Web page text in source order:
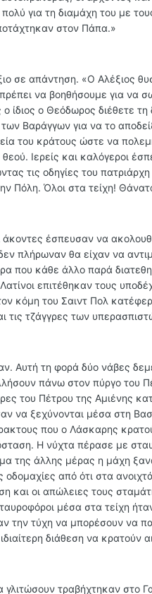
για τη διαμάχη του με
στον Πάπα.»
σε απάντηση. «Ο Αλέξιος
να βοηθήσουμε για να
ίδιος ο Θεόδωρος διέθετε τη
Βαράγγων για να το
του κράτους ώστε να
Ιερείς και καλόγεροι
τις οδηγίες του
Πόλη. Όλοι στα τείχη!
άκοντες έσπευσαν να
πλήρωναν θα είχαν να
που κάθε άλλο παρά
επιτέθηκαν τους
κόμη του Σαιντ Πολ
τις τζάγγρες των
Αυτή τη φορά δύο νάβες
πάνω στον πύργο του
του Πέτρου της Αμιένης
να ξεχύνονται μέσα στη
που ο Λάσκαρης
Η νύχτα πέρασε με
της άλλης μέρας η μάχη
οδομαχίες από ότι στα
και οι απώλειες τους
μέσα στα τείχη
την τύχη να μπορέσουν να
διάθεση να κρατούν
τραβήχτηκαν στο